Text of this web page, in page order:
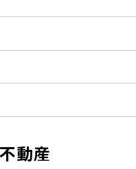
動産